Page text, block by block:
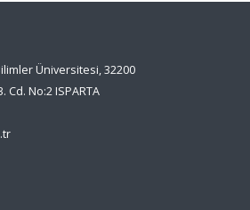
Üniversitesi, 32200
Cd. No:2 ISPARTA